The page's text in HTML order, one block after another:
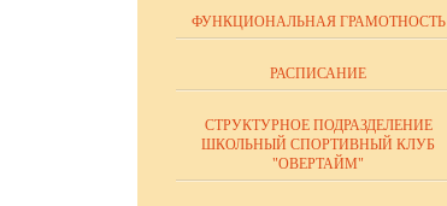
ФУНКЦИОНАЛЬНАЯ ГРАМОТНОСТЬ
РАСПИСАНИЕ
СТРУКТУРНОЕ ПОДРАЗДЕЛЕНИЕ
ШКОЛЬНЫЙ СПОРТИВНЫЙ КЛУБ
"ОВЕРТАЙМ"